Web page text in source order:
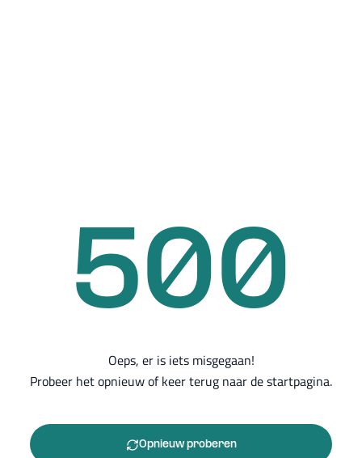
500
Oeps, er is iets misgegaan!
Probeer het opnieuw of keer terug naar de startpagina.
Opnieuw proberen